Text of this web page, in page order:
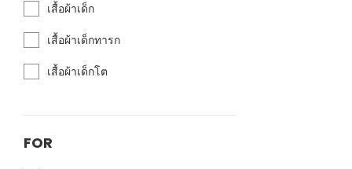
เสื้อผ้าเด็ก
เสื้อผ้าเด็กทารก
เสื้อผ้าเด็กโต
FOR